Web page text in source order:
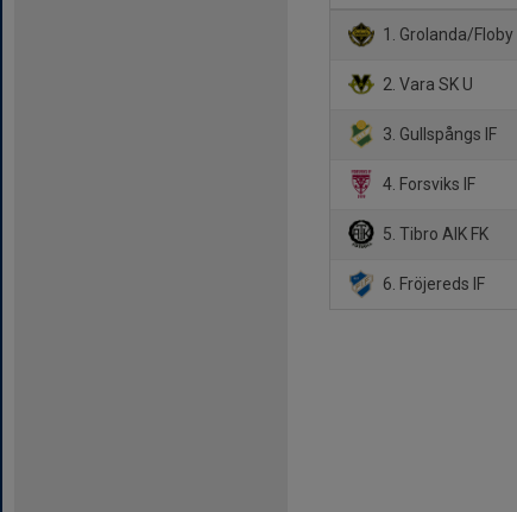
1. Grolanda/Floby
2. Vara SK U
3. Gullspångs IF
4. Forsviks IF
5. Tibro AIK FK
6. Fröjereds IF